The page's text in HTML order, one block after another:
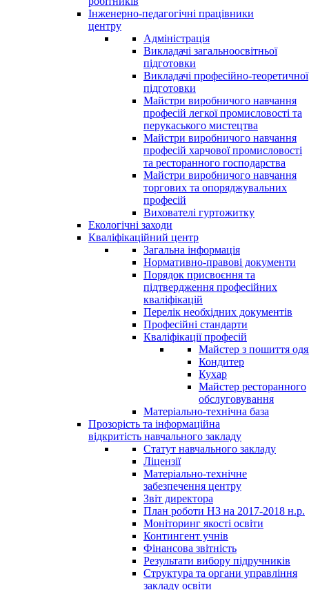
Інженерно-педагогічні працівники
центру
Адміністрація
Викладачі загальноосвітньої
підготовки
Викладачі професійно-теоретичної
підготовки
Майстри виробничого навчання
професій легкої промисловості та
перукаського мистецтва
Майстри виробничого навчання
професій харчової промисловості
та ресторанного господарства
Майстри виробничого навчання
торгових та опоряджувальних
професій
Вихователі гуртожитку
Екологічні заходи
Кваліфікаційний центр
Загальна інформація
Нормативно-правові документи
Порядок присвоєння та
підтвердження професійних
кваліфікацій
Перелік необхідних документів
Професійні стандарти
Кваліфікації професій
Майстер з пошиття
Кондитер
Кухар
Майстер ресторанного
обслуговування
Матеріально-технічна база
Прозорість та інформаційна
відкритість навчального закладу
Статут навчального закладу
Ліцензії
Матеріально-технічне
забезпечення центру
Звіт директора
План роботи НЗ на 2017-2018 н.р.
Моніторинг якості освіти
Контингент учнів
Фінансова звітність
Результати вибору підручників
Структура та органи управління
закладу освіти